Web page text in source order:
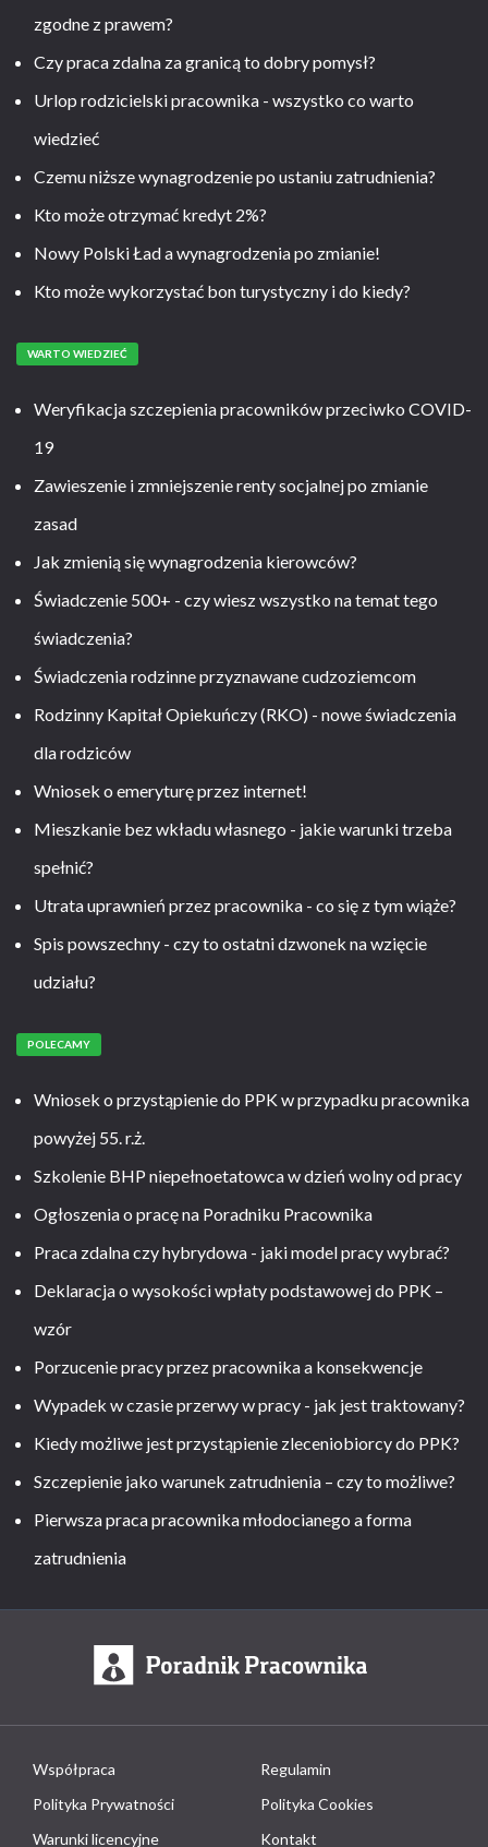
zgodne z prawem?
Czy praca zdalna za granicą to dobry pomysł?
Urlop rodzicielski pracownika - wszystko co warto
wiedzieć
Czemu niższe wynagrodzenie po ustaniu zatrudnienia?
Kto może otrzymać kredyt 2%?
Nowy Polski Ład a wynagrodzenia po zmianie!
Kto może wykorzystać bon turystyczny i do kiedy?
WARTO WIEDZIEĆ
Weryfikacja szczepienia pracowników przeciwko COVID-
19
Zawieszenie i zmniejszenie renty socjalnej po zmianie
zasad
Jak zmienią się wynagrodzenia kierowców?
Świadczenie 500+ - czy wiesz wszystko na temat tego
świadczenia?
Świadczenia rodzinne przyznawane cudzoziemcom
Rodzinny Kapitał Opiekuńczy (RKO) - nowe świadczenia
dla rodziców
Wniosek o emeryturę przez internet!
Mieszkanie bez wkładu własnego - jakie warunki trzeba
spełnić?
Utrata uprawnień przez pracownika - co się z tym wiąże?
Spis powszechny - czy to ostatni dzwonek na wzięcie
udziału?
POLECAMY
Wniosek o przystąpienie do PPK w przypadku pracownika
powyżej 55. r.ż.
Szkolenie BHP niepełnoetatowca w dzień wolny od pracy
Ogłoszenia o pracę na Poradniku Pracownika
Praca zdalna czy hybrydowa - jaki model pracy wybrać?
Deklaracja o wysokości wpłaty podstawowej do PPK –
wzór
Porzucenie pracy przez pracownika a konsekwencje
Wypadek w czasie przerwy w pracy - jak jest traktowany?
Kiedy możliwe jest przystąpienie zleceniobiorcy do PPK?
Szczepienie jako warunek zatrudnienia – czy to możliwe?
Pierwsza praca pracownika młodocianego a forma
zatrudnienia
Współpraca
Regulamin
Polityka Prywatności
Polityka Cookies
Warunki licencyjne
Kontakt